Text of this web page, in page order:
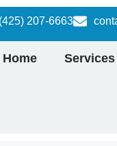
(425) 207-6663
Home Services